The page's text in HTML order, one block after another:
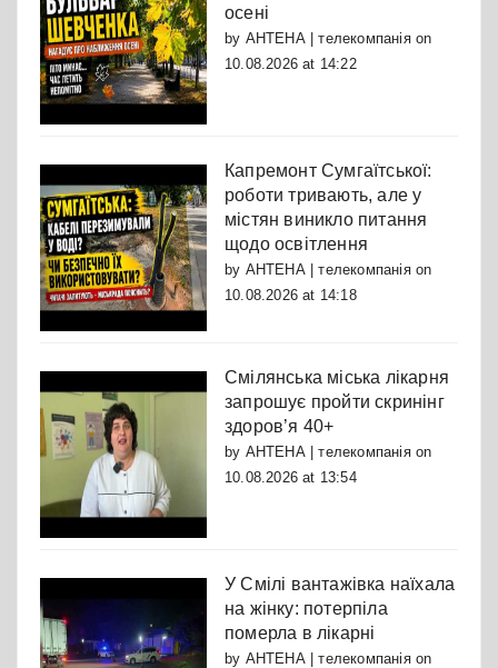
осені
by АНТЕНА | телекомпаніяon
10.08.2026 at 14:22
Капремонт Сумгаїтської:
роботи тривають, але у
містян виникло питання
щодо освітлення
by АНТЕНА | телекомпаніяon
10.08.2026 at 14:18
Смілянська міська лікарня
запрошує пройти скринінг
здоров’я 40+
by АНТЕНА | телекомпаніяon
10.08.2026 at 13:54
У Смілі вантажівка наїхала
на жінку: потерпіла
померла в лікарні
by АНТЕНА | телекомпаніяon